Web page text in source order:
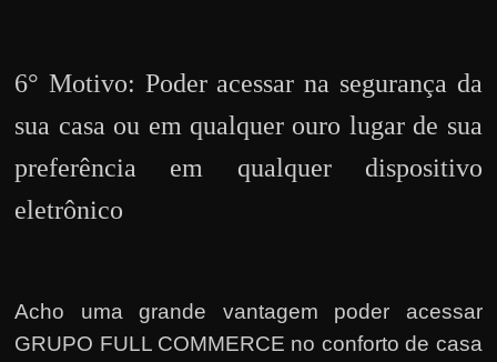
6° Motivo: Poder acessar na segurança da
sua casa ou em qualquer ouro lugar de sua
preferência em qualquer dispositivo
eletrônico
Acho uma grande vantagem poder acessar
GRUPO FULL COMMERCE no conforto de casa